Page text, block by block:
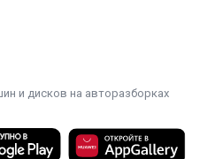
и дисков на авторазборках